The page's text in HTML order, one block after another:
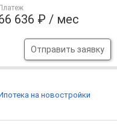
Платеж
636 ₽ / мес
Отправить заявку
на новостройки